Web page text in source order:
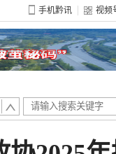
手机黔讯 视频